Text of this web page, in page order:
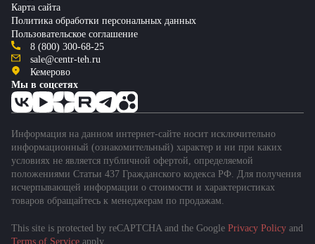
Карта сайта
Политика обработки персональных данных
Пользовательское соглашение
8 (800) 300-68-25
sale@centr-teh.ru
Кемерово
Мы в соцсетях
Информация на данном интернет-сайте носит исключительно
информационный (ознакомительный) характер и ни при каких
условиях не является публичной офертой, определяемой
положениями Статьи 437 Гражданского кодекса РФ. Для получения
исчерпывающей информации о стоимости и характеристиках
товаров обращайтесь к менеджерам по продажам.
This site is protected by reCAPTCHA and the Google Privacy Policy and
Terms of Service apply.
Подобрать спецтехнику